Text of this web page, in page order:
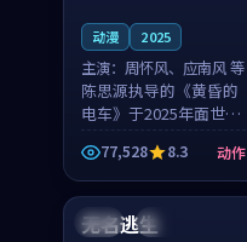
动漫 2025
主演： 周怀风、应南风 等
陈思源执导的《黄昏的
电车》于2025年面世，
日本的城市气质与渔村
故事的人物心境共同构
筑了影片基调。周怀
风、应南风用细腻的表
演撑起整部动作电影，
77,528 8.3 动作
英国 独播
无名逃生